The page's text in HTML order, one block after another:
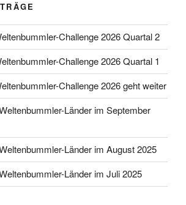
Challenge 2026 Quartal 2
Challenge 2026 Quartal 1
Challenge 2026 geht weiter
Länder im September
Länder im August 2025
Länder im Juli 2025